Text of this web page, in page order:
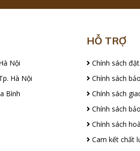
Nội
Hà Nội
Bình
HỖ TRỢ
Chính sách
Chính sách
Chính sách
Chính sách
Chính sách
Cam kết chất